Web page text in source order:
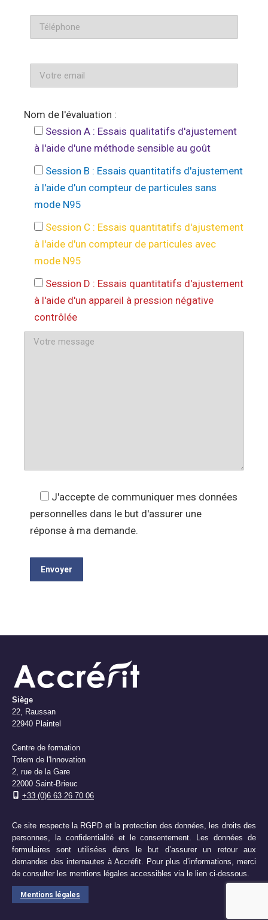
Nom de l'évaluation :
Session A : Essais qualitatifs d'ajustement
à l'aide d'une méthode sensible au goût
Session B : Essais quantitatifs d'ajustement
à l'aide d'un compteur de particules sans
mode N95
Session C : Essais quantitatifs d'ajustement
à l'aide d'un compteur de particules avec
mode N95
Session D : Essais quantitatifs d'ajustement
à l'aide d'un appareil à pression négative
contrôlée
J'accepte de communiquer mes données
personnelles dans le but d'assurer une
réponse à ma demande.
Siège
22, Raussan
22940 Plaintel
Centre de formation
Totem de l'Innovation
2, rue de la Gare
22000 Saint-Brieuc
+33 (0)6 63 26 70 06
Ce site respecte la RGPD et la protection des données, les droits des
personnes, la confidentialité et le consentement. Les données de
formulaires sont utilisées dans le but d’assurer un retour aux
demandes des internautes à Accréfit. Pour plus d’informations, merci
de consulter les mentions légales accessibles via le lien ci-dessous.
Mentions légales